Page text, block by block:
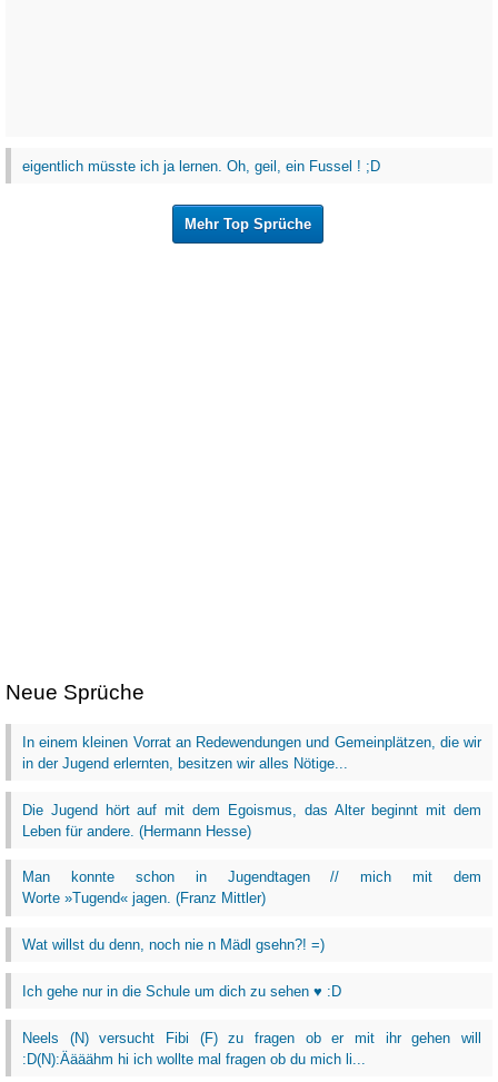
eigentlich müsste ich ja lernen. Oh, geil, ein Fussel ! ;D
Mehr Top Sprüche
Neue Sprüche
In einem kleinen Vorrat an Redewendungen und Gemeinplätzen, die wir
in der Jugend erlernten, besitzen wir alles Nötige...
Die Jugend hört auf mit dem Egoismus, das Alter beginnt mit dem
Leben für andere. (Hermann Hesse)
Man konnte schon in Jugendtagen // mich mit dem
Worte »Tugend« jagen. (Franz Mittler)
Wat willst du denn, noch nie n Mädl gsehn?! =)
Ich gehe nur in die Schule um dich zu sehen ♥ :D
Neels (N) versucht Fibi (F) zu fragen ob er mit ihr gehen will
:D(N):Äääähm hi ich wollte mal fragen ob du mich li...